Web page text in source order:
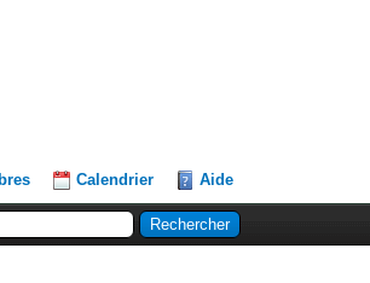
Calendrier Aide